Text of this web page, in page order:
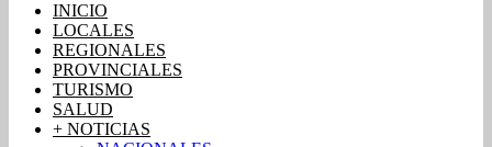
INICIO
LOCALES
REGIONALES
PROVINCIALES
TURISMO
SALUD
+ NOTICIAS